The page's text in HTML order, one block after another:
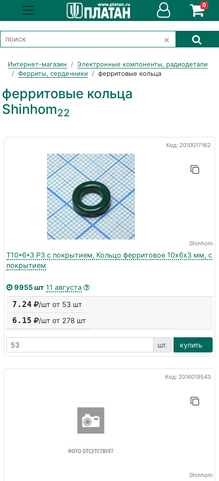
0
Интернет-магазин
Электронные компоненты, радиодетали
Ферриты, сердечники
ферритовые кольца
ферритовые кольца
Shinhom22
Код: 2010017162
Shinhom
T10*6*3 P3 с покрытием, Кольцо ферритовое 10х6х3 мм, с
покрытием
9955 шт 11 августа
7.24 /шт от 53 шт
6.15 /шт от 278 шт
шт. купить
Код: 2016019543
Shinhom